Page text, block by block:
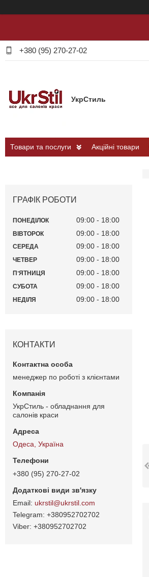
+380 (95) 270-27-02
УкрСтиль
Товари та послуги Акційні товари
ГРАФІК РОБОТИ
ПОНЕДІЛОК 09:00 18:00
ВІВТОРОК 09:00 18:00
СЕРЕДА 09:00 18:00
ЧЕТВЕР 09:00 18:00
ПʼЯТНИЦЯ 09:00 18:00
СУБОТА 09:00 18:00
НЕДІЛЯ 09:00 18:00
КОНТАКТИ
менеджер по роботі з клієнтами
УкрСтиль - обладнання для
салонів краси
Одеса, Україна
+380 (95) 270-27-02
ukrstil@ukrstil.com
+380952702702
+380952702702